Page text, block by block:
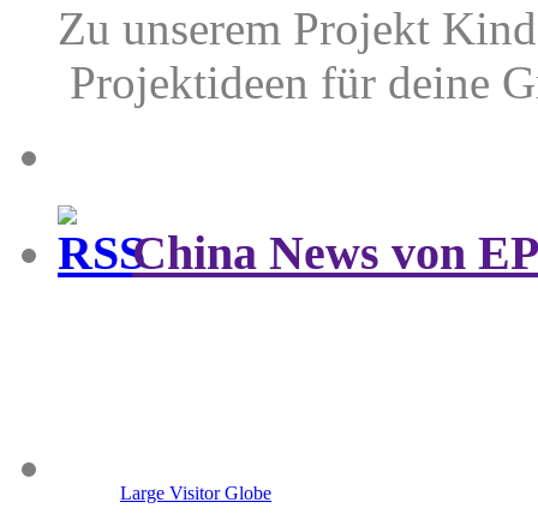
Zu unserem Projekt
Projektideen für deine
China News von
Large Visitor Globe